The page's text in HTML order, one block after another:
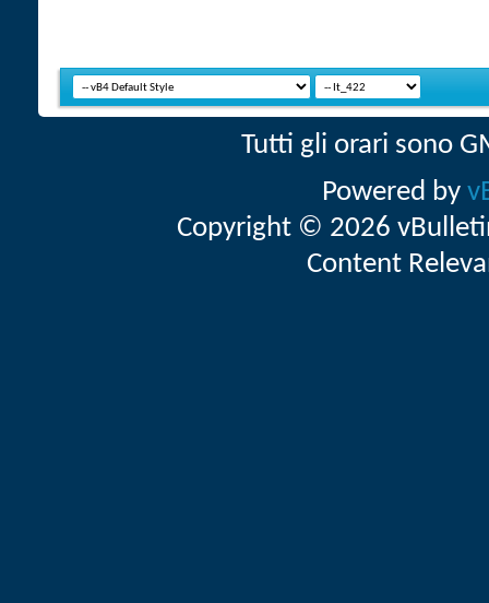
Tutti gli orari sono
Powered by
Copyright © 2026
Content